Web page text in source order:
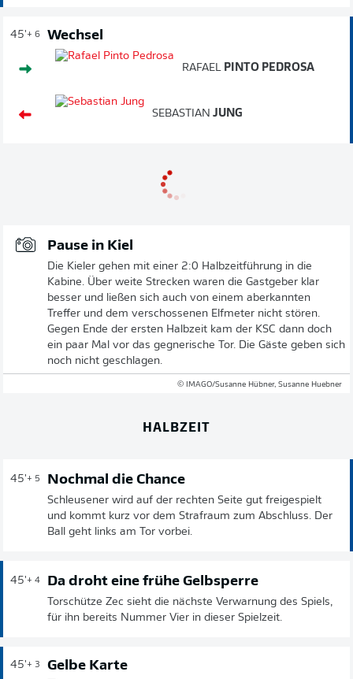
45'+ 6 Wechsel
RAFAEL PINTO PEDROSA
SEBASTIAN JUNG
Pause in Kiel
Die Kieler gehen mit einer 2:0 Halbzeitführung in die
Kabine. Über weite Strecken waren die Gastgeber klar
besser und ließen sich auch von einem aberkannten
Treffer und dem verschossenen Elfmeter nicht stören.
Gegen Ende der ersten Halbzeit kam der KSC dann doch
ein paar Mal vor das gegnerische Tor. Die Gäste geben sich
noch nicht geschlagen.
© IMAGO/Susanne Hübner, Susanne Huebner
HALBZEIT
45'+ 5 Nochmal die Chance
Schleusener wird auf der rechten Seite gut freigespielt
und kommt kurz vor dem Strafraum zum Abschluss. Der
Ball geht links am Tor vorbei.
45'+ 4 Da droht eine frühe Gelbsperre
Torschütze Zec sieht die nächste Verwarnung des Spiels,
für ihn bereits Nummer Vier in dieser Spielzeit.
45'+ 3 Gelbe Karte